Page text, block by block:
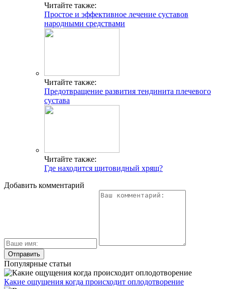
Читайте также:
Простое и эффективное лечение суставов
народными средствами
Читайте также:
Предотвращение развития тендинита плечевого
сустава
Читайте также:
Где находится щитовидный хрящ?
Добавить комментарий
Популярные статьи
Какие ощущения когда происходит оплодотворение